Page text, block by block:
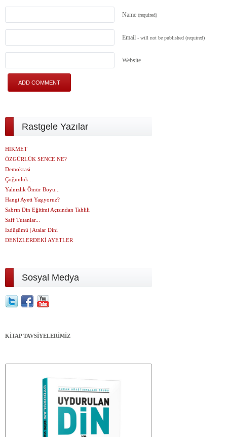
Name (required)
Email - will not be published (required)
Website
Rastgele Yazılar
HİKMET
ÖZGÜRLÜK SENCE NE?
Demokrasi
Çoğunluk...
Yalnızlık Ömür Boyu...
Hangi Ayeti Yaşıyoruz?
Sabrın Din Eğitimi Açısından Tahlili
Saff Tutanlar...
İzdüşümü | Atalar Dini
DENİZLERDEKİ AYETLER
Sosyal Medya
KİTAP TAVSİYELERİMİZ